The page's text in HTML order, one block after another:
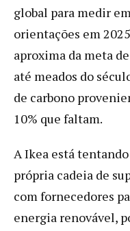
global para medir
orientações em
aproxima da meta
até meados do
de carbono
10% que faltam.
A Ikea está
própria cadeia de
com fornecedores
energia renovável,